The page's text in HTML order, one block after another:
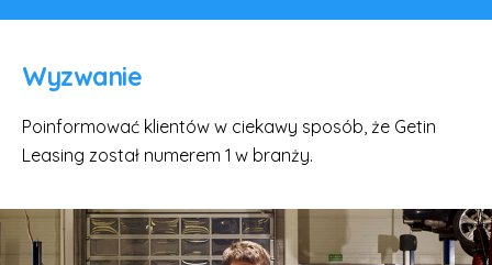
Wyzwanie
Poinformować klientów w ciekawy sposób, że Getin
Leasing został numerem 1 w branży.